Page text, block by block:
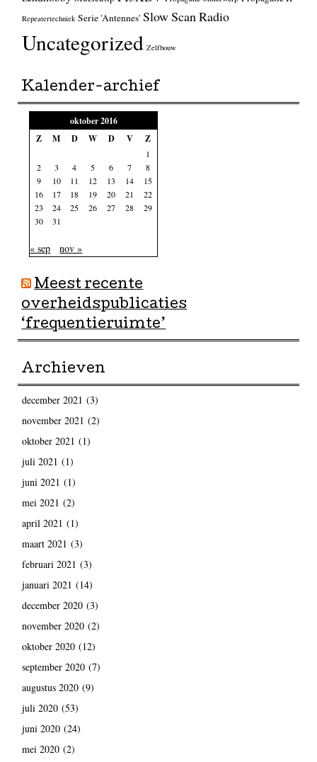
Repeatertechniek Serie 'Antennes' Slow Scan Radio
Uncategorized Zelfbouw
Kalender-archief
oktober 2016
Z
M D W D V Z
1
2
3 4 5 6 7
8
9
10 11 12 13 14
15
16
17 18 19 20 21
22
23
24 25 26 27 28
29
30
31
« sep nov »
Meest recente
overheidspublicaties
‘frequentieruimte’
Archieven
december 2021 (3)
november 2021 (2)
oktober 2021 (1)
juli 2021 (1)
juni 2021 (1)
mei 2021 (2)
april 2021 (1)
maart 2021 (3)
februari 2021 (3)
januari 2021 (14)
december 2020(3)
november 2020(2)
oktober 2020(12)
september 2020(7)
augustus 2020(9)
juli 2020(53)
juni 2020(24)
mei 2020(2)